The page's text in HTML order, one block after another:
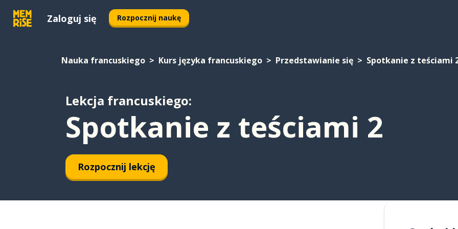
Zaloguj się Rozpocznij naukę
Nauka francuskiego Kurs języka francuskiego Przedstawianie się Spotkanie z teściami
Lekcja francuskiego:
Spotkanie z teściami 2
Rozpocznij lekcję